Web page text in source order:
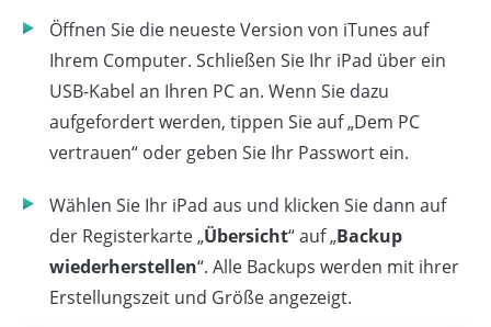
Öffnen Sie die neueste Version von iTunes auf
Ihrem Computer. Schließen Sie Ihr iPad über ein
USB-Kabel an Ihren PC an. Wenn Sie dazu
aufgefordert werden, tippen Sie auf „Dem PC
vertrauen“ oder geben Sie Ihr Passwort ein.
Wählen Sie Ihr iPad aus und klicken Sie dann auf
der Registerkarte „Übersicht“ auf „Backup
wiederherstellen“. Alle Backups werden mit ihrer
Erstellungszeit und Größe angezeigt.